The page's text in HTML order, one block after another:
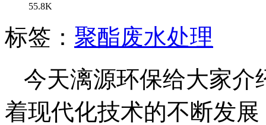
55.8K
标签： 聚酯废水处理
今天漓源环保给大家介
着现代化技术的不断发